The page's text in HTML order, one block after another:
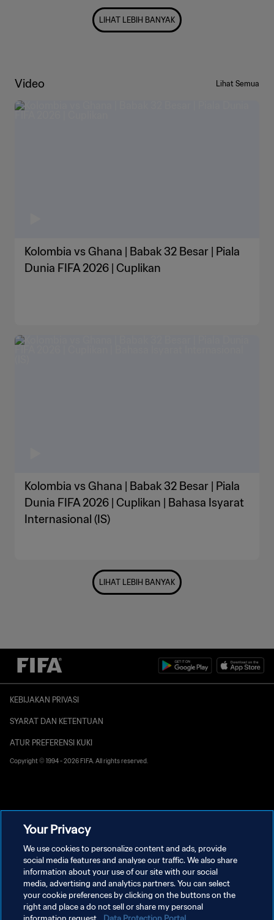
LIHAT LEBIH BANYAK
Video Lihat Semua
Kolombia vs Ghana | Babak 32 Besar | Piala
Dunia FIFA 2026 | Cuplikan
Kolombia vs Ghana | Babak 32 Besar | Piala
Dunia FIFA 2026 | Cuplikan | Bahasa Isyarat
Internasional (IS)
LIHAT LEBIH BANYAK
KEBIJAKAN PRIVASI
SYARAT DAN KETENTUAN
ATUR PREFERENSI KUKI
Copyright © 1994 - 2026 FIFA. All rights reserved.
Your Privacy
We use cookies to personalize content and ads, provide
social media features and analyse our traffic. We also share
information about your use of our site with our social
media, advertising and analytics partners. You can select
your cookie preferences by clicking on the buttons on the
right and place a do not sell or share my personal